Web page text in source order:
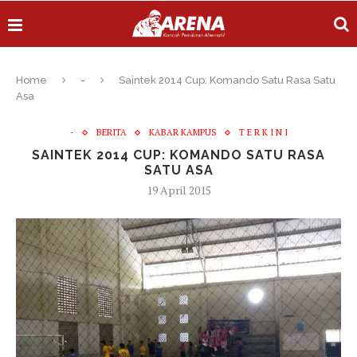
Home -
Saintek 2014 Cup: Komando Satu Rasa Satu
Asa
- BERITA KABAR KAMPUS T E R K I N I
SAINTEK 2014 CUP: KOMANDO SATU RASA
SATU ASA
19 April 2015